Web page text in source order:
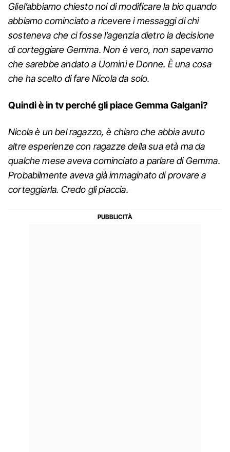
Gliel’abbiamo chiesto noi di modificare la bio quando
abbiamo cominciato a ricevere i messaggi di chi
sosteneva che ci fosse l’agenzia dietro la decisione
di corteggiare Gemma. Non è vero, non sapevamo
che sarebbe andato a Uomini e Donne. È una cosa
che ha scelto di fare Nicola da solo.
Quindi è in tv perché gli piace Gemma Galgani?
Nicola è un bel ragazzo, è chiaro che abbia avuto
altre esperienze con ragazze della sua età ma da
qualche mese aveva cominciato a parlare di Gemma.
Probabilmente aveva già immaginato di provare a
corteggiarla. Credo gli piaccia.